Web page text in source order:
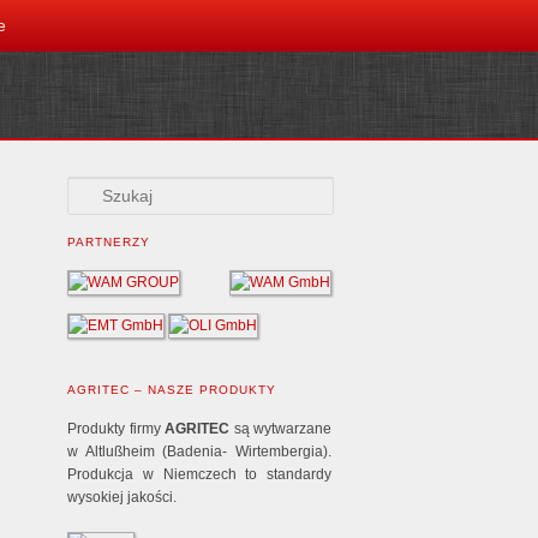
PARTNERZY
AGRITEC – NASZE PRODUKTY
Produkty firmy AGRITEC są wytwarzane
w Altlußheim (Badenia- Wirtembergia).
Produkcja w Niemczech to standardy
wysokiej jakości.